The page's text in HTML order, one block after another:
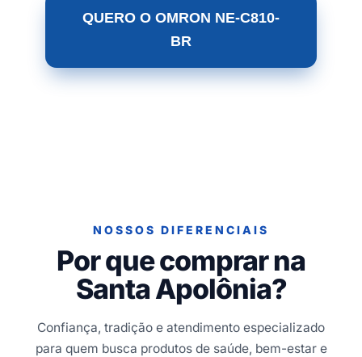
QUERO O OMRON NE-C810-
BR
NOSSOS DIFERENCIAIS
Por que comprar na
Santa Apolônia?
Confiança, tradição e atendimento especializado
para quem busca produtos de saúde, bem-estar e